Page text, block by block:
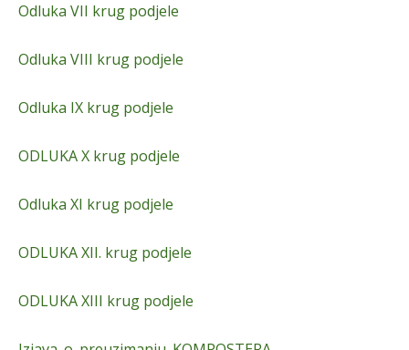
Odluka VII krug podjele
Odluka VIII krug podjele
Odluka IX krug podjele
ODLUKA X krug podjele
Odluka XI krug podjele
ODLUKA XII. krug podjele
ODLUKA XIII krug podjele